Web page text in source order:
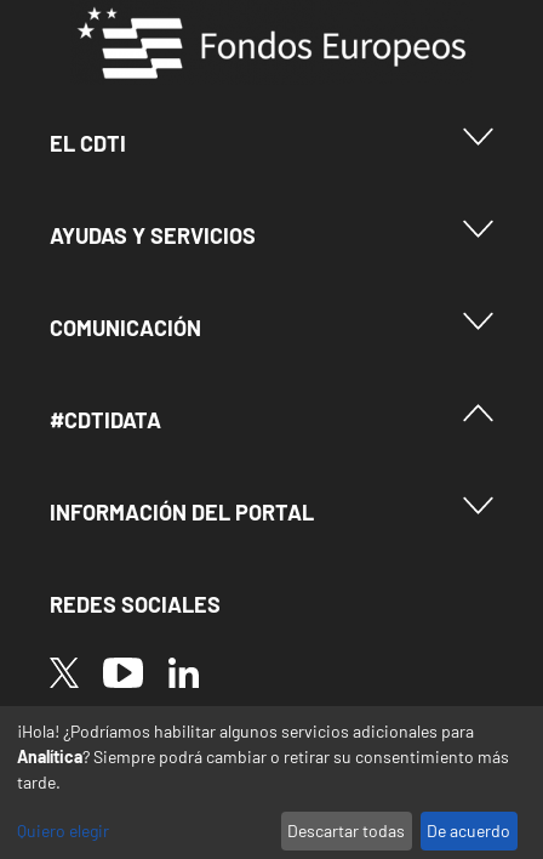
Image
Menu Footer Cdti
EL CDTI
Menu Footer Ayudas y Servicios
AYUDAS Y SERVICIOS
Menu Footer Comunicación
COMUNICACIÓN
Menú Footer #Cdtidata
#CDTIDATA
Menu Footer Información del Portal
INFORMACIÓN DEL PORTAL
REDES SOCIALES
Image Image Image
* Las traducciones de este sitio web desde el
español a otras lenguas se realizan de forma
automática y pueden contener errores o
¡Hola! ¿Podríamos habilitar algunos servicios adicionales para
Analítica? Siempre podrá cambiar o retirar su consentimiento más
tarde.
Quiero elegir Descartar todas De acuerdo